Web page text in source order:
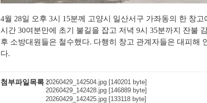
4월 28일 오후 3시 15분께 고양시 일산서구 가좌동의 한 창고
시간 30여분만에 초기 불길을 잡고 저녁 9시 35분까지 잔불
후 소방대원들은 철수했다. 다행히 창고 관계자들은 대피해
다.
첨부파일목록 20260429_142504.jpg [140201 byte]
20260429_142428.jpg [146889 byte]
20260429_142425.jpg [133118 byte]